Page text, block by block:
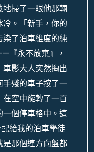
地掃了一眼他那輛
。「新手，你的
染了泊車維度的純
『永不放棄』，
影大人突然掏出
手殘的車子按了一
空中旋轉了一百
一個停車格中。這
給我的泊車學徒
是那個連方向盤都